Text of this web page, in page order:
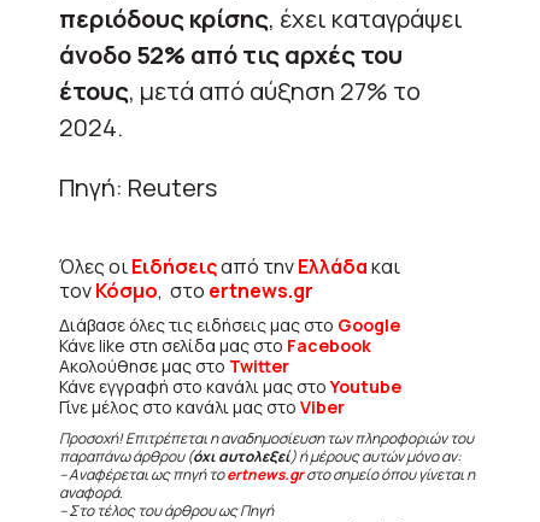
περιόδους κρίσης, έχει καταγράψει
άνοδο 52% από τις αρχές του
έτους, μετά από αύξηση 27% το
2024.
Πηγή: Reuters
Όλες οιΕιδήσειςαπό τηνΕλλάδακαι
τονΚόσμο, στο ertnews.gr
Διάβασε όλες τις ειδήσεις μας στο Google
Κάνε like στη σελίδα μας στο Facebook
Ακολούθησε μας στο Twitter
Κάνε εγγραφή στο κανάλι μας στοYoutube
Γίνε μέλος στο κανάλι μας στο Viber
Προσοχή! Επιτρέπεται η αναδημοσίευση των πληροφοριών του
παραπάνω άρθρου (όχι αυτολεξεί) ή μέρους αυτών μόνο αν:
– Αναφέρεται ως πηγή τοertnews.grστο σημείο όπου γίνεται η
αναφορά.
– Στο τέλος του άρθρου ως Πηγή